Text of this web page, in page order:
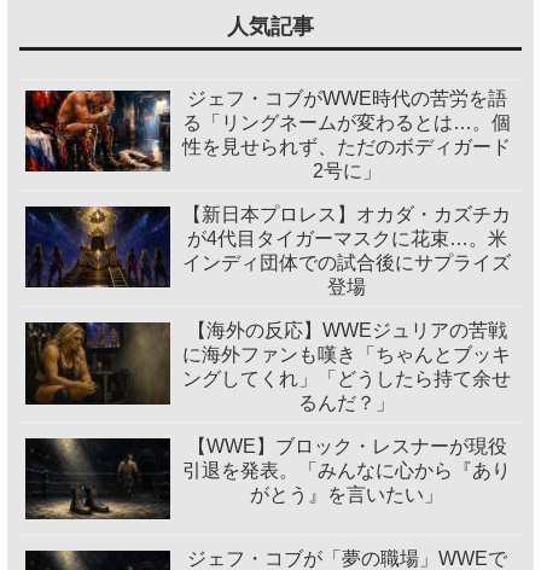
人気記事
ジェフ・コブがWWE時代の苦労を語
る「リングネームが変わるとは…。個
性を見せられず、ただのボディガード
2号に」
【新日本プロレス】オカダ・カズチカ
が4代目タイガーマスクに花束…。米
インディ団体での試合後にサプライズ
登場
【海外の反応】WWEジュリアの苦戦
に海外ファンも嘆き「ちゃんとブッキ
ングしてくれ」「どうしたら持て余せ
るんだ？」
【WWE】ブロック・レスナーが現役
引退を発表。「みんなに心から『あり
がとう』を言いたい」
ジェフ・コブが「夢の職場」WWEで